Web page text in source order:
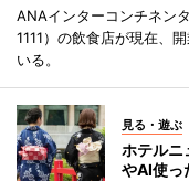
ANAインターコンチネン
1111）の飲食店が現在、
いる。
見る・遊ぶ
ホテル
やAI使っ